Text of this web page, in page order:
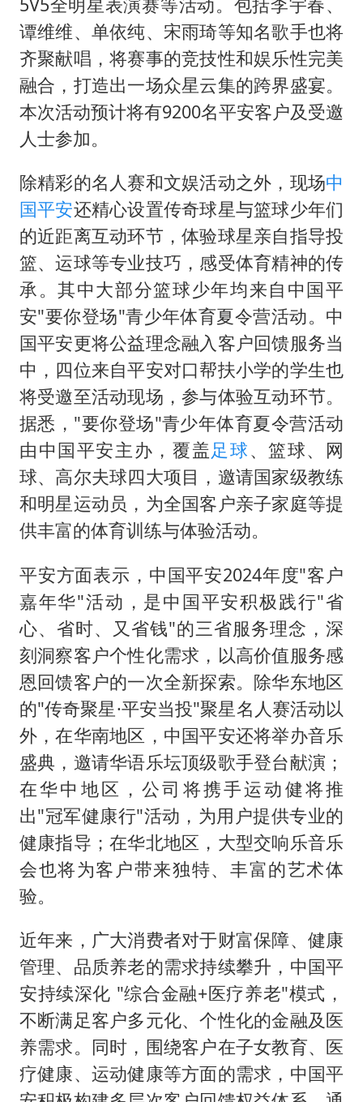
谭维维、单依纯、宋雨琦等知名歌手也将
齐聚献唱，将赛事的竞技性和娱乐性完美
融合，打造出一场众星云集的跨界盛宴。
本次活动预计将有9200名平安客户及受邀
人士参加。
除精彩的名人赛和文娱活动之外，现场中
国平安还精心设置传奇球星与篮球少年们
的近距离互动环节，体验球星亲自指导投
篮、运球等专业技巧，感受体育精神的传
承。其中大部分篮球少年均来自中国平
安"要你登场"青少年体育夏令营活动。中
国平安更将公益理念融入客户回馈服务当
中，四位来自平安对口帮扶小学的学生也
将受邀至活动现场，参与体验互动环节。
据悉，"要你登场"青少年体育夏令营活动
由中国平安主办，覆盖足球、篮球、网
球、高尔夫球四大项目，邀请国家级教练
和明星运动员，为全国客户亲子家庭等提
供丰富的体育训练与体验活动。
平安方面表示，中国平安2024年度"客户
嘉年华"活动，是中国平安积极践行"省
心、省时、又省钱"的三省服务理念，深
刻洞察客户个性化需求，以高价值服务感
恩回馈客户的一次全新探索。除华东地区
的"传奇聚星·平安当投"聚星名人赛活动以
外，在华南地区，中国平安还将举办音乐
盛典，邀请华语乐坛顶级歌手登台献演；
在华中地区，公司将携手运动健将推
出"冠军健康行"活动，为用户提供专业的
健康指导；在华北地区，大型交响乐音乐
会也将为客户带来独特、丰富的艺术体
验。
近年来，广大消费者对于财富保障、健康
管理、品质养老的需求持续攀升，中国平
安持续深化 "综合金融+医疗养老"模式，
不断满足客户多元化、个性化的金融及医
养需求。同时，围绕客户在子女教育、医
疗健康、运动健康等方面的需求，中国平